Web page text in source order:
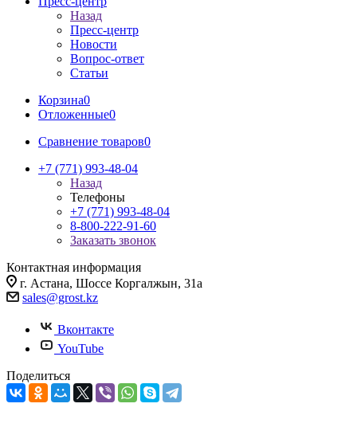
Назад
Пресс-центр
Новости
Вопрос-ответ
Статьи
Корзина0
Отложенные0
Сравнение товаров0
+7 (771) 993-48-04
Назад
Телефоны
+7 (771) 993-48-04
8-800-222-91-60
Заказать звонок
Контактная информация
г. Астана, Шоссе Коргалжын, 31а
sales@grost.kz
Вконтакте
YouTube
Поделиться